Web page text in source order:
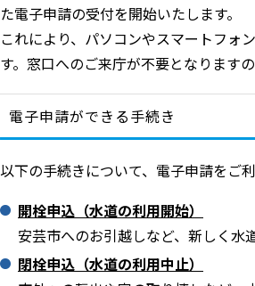
た電子申請の受付を開始いたします。
これにより、パソコンやスマートフォ
す。窓口へのご来庁が不要となります
電子申請ができる手続き
以下の手続きについて、電子申請をご
開栓申込（水道の利用開始）
安芸市へのお引越しなど、新しく水
閉栓申込（水道の利用中止）